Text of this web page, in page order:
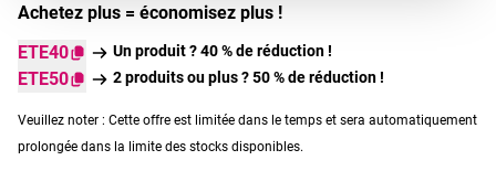
Achetez plus = économisez plus !
ETE40
Un produit ? 40 % de réduction !
ETE50 2 produits ou plus ? 50 % de réduction !
Veuillez noter : Cette offre est limitée dans le temps et sera automatiquement
prolongée dans la limite des stocks disponibles.